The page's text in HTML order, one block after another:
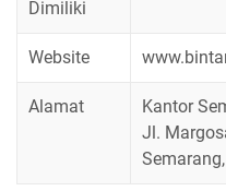
Dimiliki
Website
Alamat
Kantor
Jl.